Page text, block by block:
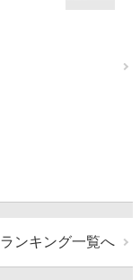
ランキング一覧へ